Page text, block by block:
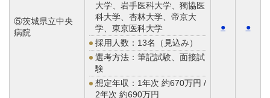
⑤茨城県立中央
病院
大学、岩手医科大学、獨協医
科大学、杏林大学、帝京大
学、東京医科大学
採用人数：13名（見込み）
選考方法：筆記試験、面接試
験
想定年収： 1年次 約670万円 /
2年次 約690万円
● ●